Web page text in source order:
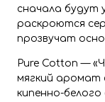
сначала будут
раскроются
прозвучат
Pure Cotton —
мягкий аромат
кипенно-белого